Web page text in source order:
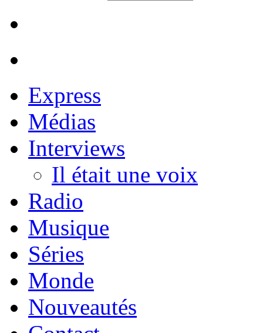
Express
Médias
Interviews
Il était une voix
Radio
Musique
Séries
Monde
Nouveautés